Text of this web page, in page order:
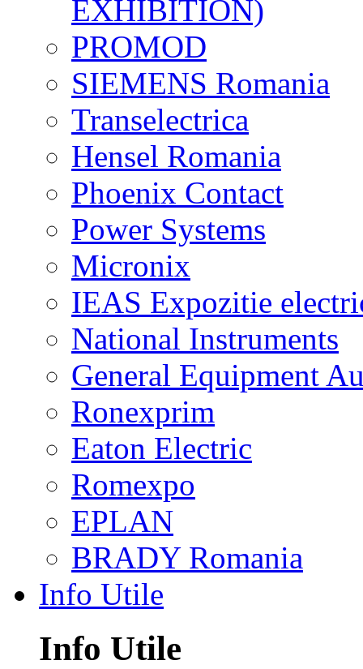
EXHIBITION)
PROMOD
SIEMENS Romania
Transelectrica
Hensel Romania
Phoenix Contact
Power Systems
Micronix
IEAS Expozitie
National Instruments
General Equipment
Ronexprim
Eaton Electric
Romexpo
EPLAN
BRADY Romania
Info Utile
Info Utile